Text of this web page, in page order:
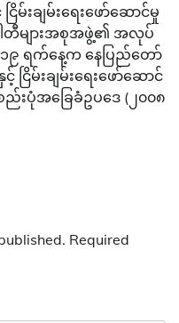
းချမ်းရေးဖော်ဆောင်မှု
ါတီများအစုအဖွဲ့၏ အလုပ်
ရက်နေ့က နေပြည်တော်
ြိမ်းချမ်းရေးဖော်ဆောင်
ည်းပုံအခြေခံဥပဒေ (၂၀၀၈
Required